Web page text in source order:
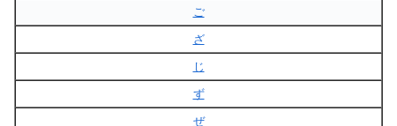
ご
ざ
じ
ず
ぜ